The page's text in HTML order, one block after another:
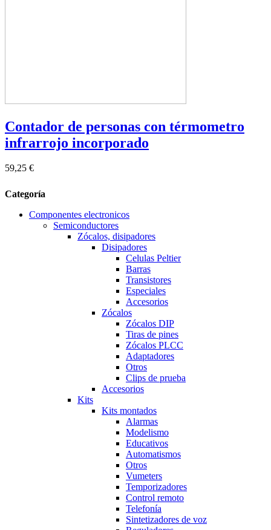
Contador de personas con térmometro
infrarrojo incorporado
59,25 €
Categoría
Componentes electronicos
Semiconductores
Zócalos, disipadores
Disipadores
Celulas Peltier
Barras
Transistores
Especiales
Accesorios
Zócalos
Zócalos DIP
Tiras de pines
Zócalos PLCC
Adaptadores
Otros
Clips de prueba
Accesorios
Kits
Kits montados
Alarmas
Modelismo
Educativos
Automatismos
Otros
Vumeters
Temporizadores
Control remoto
Telefonía
Sintetizadores de voz